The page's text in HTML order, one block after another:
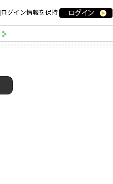
ログイン情報を保持